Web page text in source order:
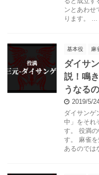
ンとあわせ
ります。 ...
基本役 麻
ダイサ
説！鳴
うなる
2019/5/
ダイサンゲ
中」をそれ
す。 役満
す。 麻雀
あるのでは